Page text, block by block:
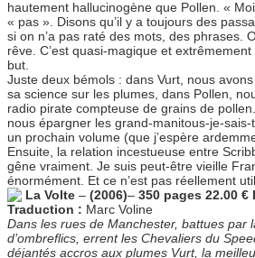
hautement hallucinogène que Pollen. «
« pas ». Disons qu’il y a toujours des
si on n’a pas raté des mots, des phrases.
rêve. C’est quasi-magique et
but.
Juste deux bémols : dans Vurt, nous
sa science sur les plumes, dans Pollen,
radio pirate compteuse de grains de
nous épargner les grand-manitous-je-
un prochain volume (que j’espère
Ensuite, la relation incestueuse entre
gêne vraiment. Je suis peut-être vieille
énormément. Et ce n’est pas réellement
La Volte – (2006)– 350 pages 22.00 €
Traduction : Marc Voline
Dans les rues de Manchester, battues par
d’ombreflics, errent les Chevaliers du
déjantés accros aux plumes Vurt, la